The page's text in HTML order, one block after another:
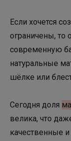
Если хочется
ограничены, то
современную
натуральные
шёлке или
Сегодня доля
велика, что
качественные